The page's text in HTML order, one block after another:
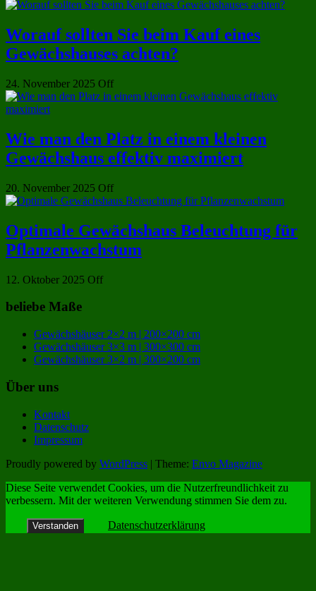
Worauf sollten Sie beim Kauf eines
Gewächshauses achten?
24. November 2025 Off
Wie man den Platz in einem kleinen
Gewächshaus effektiv maximiert
20. November 2025 Off
Optimale Gewächshaus Beleuchtung für
Pflanzenwachstum
12. Oktober 2025 Off
beliebe Maße
Gewächshäuser 2×2 m | 200×200 cm
Gewächshäuser 3×3 m | 300×300 cm
Gewächshäuser 3×2 m | 300×200 cm
Über uns
Kontakt
Datenschutz
Impressum
Proudly powered by WordPress | Theme: Envo Magazine
Diese Seite verwendet Cookies, um die Nutzerfreundlichkeit zu
verbessern. Mit der weiteren Verwendung stimmen Sie dem zu.
Verstanden Datenschutzerklärung